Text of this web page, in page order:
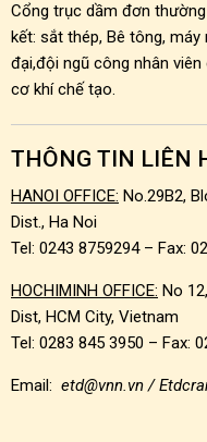
Cổng trục dầm đơn
kết: sắt thép, Bê tông,
đại,đội ngũ công nhân
cơ khí chế tạo.
THÔNG TIN LIÊN
HANOI OFFICE: No.29B2,
Dist., Ha Noi
Tel: 0243 8759294 – Fax:
HOCHIMINH OFFICE: No
Dist, HCM City, Vietnam
Tel: 0283 845 3950 – Fax:
Email: etd@vnn.vn /